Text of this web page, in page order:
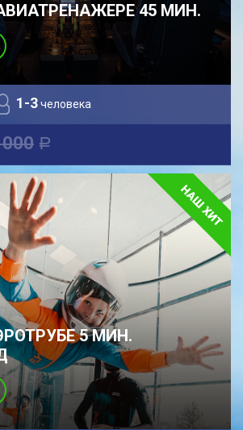
45 МИН.
1-3человека
a
5 МИН.